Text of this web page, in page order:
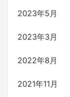
2023年5月
2023年3月
2022年8月
2021年11月